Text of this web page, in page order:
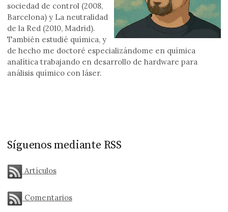
sociedad de control (2008,
Barcelona) y La neutralidad
de la Red (2010, Madrid).
También estudié química, y
de hecho me doctoré especializándome en química
analítica trabajando en desarrollo de hardware para
análisis químico con láser.
Síguenos mediante RSS
Artículos
Comentarios